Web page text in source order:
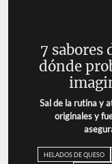
7 sabores
dónde
Sal de la rutina y
originales y
HELADOS DE QUESO